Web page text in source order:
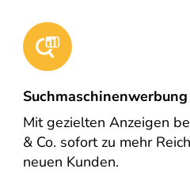
Suchmaschinenwerbung
Mit gezielten Anzeigen
& Co. sofort zu mehr
neuen Kunden.